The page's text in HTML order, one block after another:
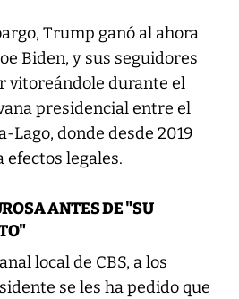
Trump ganó al ahora
Biden, y sus seguidores
vitoreándole durante el
presidencial entre el
Lago, donde desde 2019
legales.
ANTES DE "SU
local de CBS, a los
se les ha pedido que